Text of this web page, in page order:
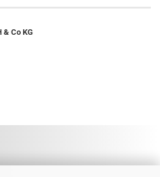
& Co KG